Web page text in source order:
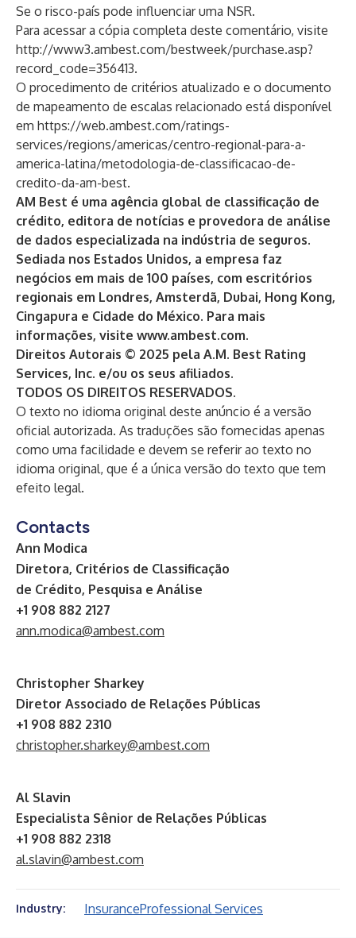
Se o risco-país pode influenciar uma NSR.
Para acessar a cópia completa deste comentário, visite
http://www3.ambest.com/bestweek/purchase.asp?
record_code=356413.
O procedimento de critérios atualizado e o documento
de mapeamento de escalas relacionado está disponível
em https://web.ambest.com/ratings-
services/regions/americas/centro-regional-para-a-
america-latina/metodologia-de-classificacao-de-
credito-da-am-best.
AM Best é uma agência global de classificação de
crédito, editora de notícias e provedora de análise
de dados especializada na indústria de seguros.
Sediada nos Estados Unidos, a empresa faz
negócios em mais de 100 países, com escritórios
regionais em Londres, Amsterdã, Dubai, Hong Kong,
Cingapura e Cidade do México. Para mais
informações, visite www.ambest.com.
Direitos Autorais © 2025 pela A.M. Best Rating
Services, Inc. e/ou os seus afiliados.
TODOS OS DIREITOS RESERVADOS.
O texto no idioma original deste anúncio é a versão
oficial autorizada. As traduções são fornecidas apenas
como uma facilidade e devem se referir ao texto no
idioma original, que é a única versão do texto que tem
efeito legal.
Contacts
Ann Modica
Diretora, Critérios de Classificação
de Crédito, Pesquisa e Análise
+1 908 882 2127
ann.modica@ambest.com
Christopher Sharkey
Diretor Associado de Relações Públicas
+1 908 882 2310
christopher.sharkey@ambest.com
Al Slavin
Especialista Sênior de Relações Públicas
+1 908 882 2318
al.slavin@ambest.com
Industry: InsuranceProfessional Services